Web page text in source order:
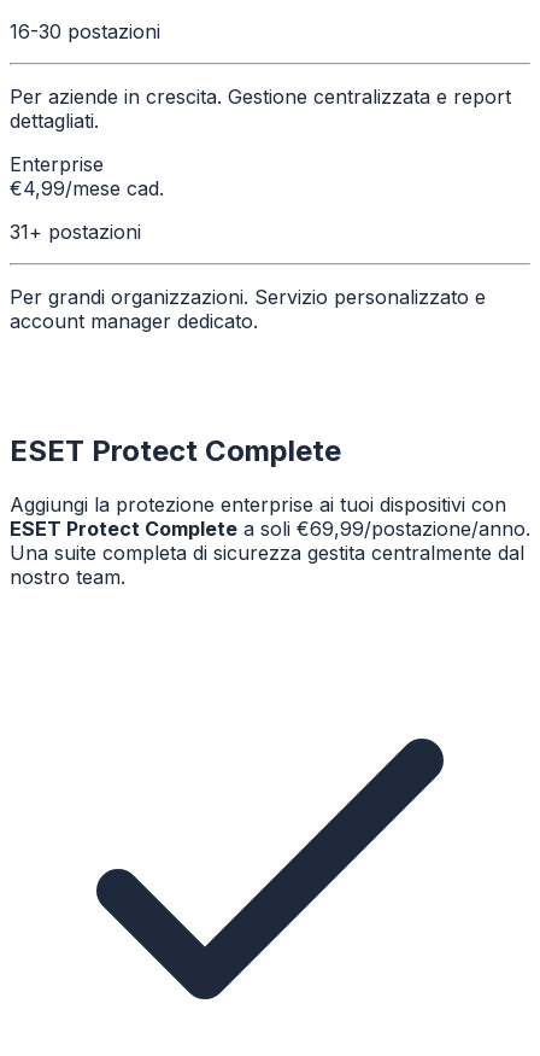
16-30 postazioni
Per aziende in crescita. Gestione centralizzata e report
dettagliati.
Enterprise
€4,99/mese cad.
31+ postazioni
Per grandi organizzazioni. Servizio personalizzato e
account manager dedicato.
ESET Protect Complete
Aggiungi la protezione enterprise ai tuoi dispositivi con
ESET Protect Complete a soli €69,99/postazione/anno.
Una suite completa di sicurezza gestita centralmente dal
nostro team.